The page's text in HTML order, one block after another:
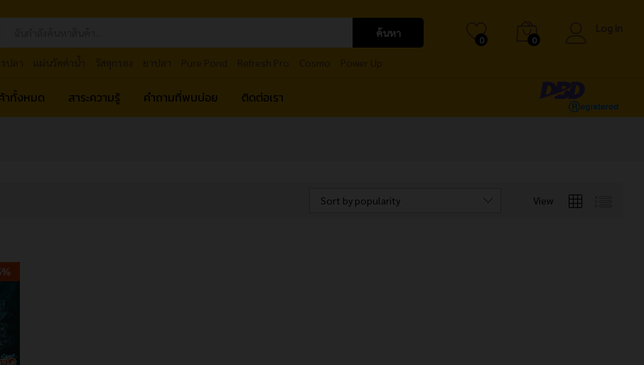
ค้นหา
0 0
าทั้งหมด สาระความรู้ คำถามที่พบบ่อย ติดต่อเรา
View
Sort by popularity
%